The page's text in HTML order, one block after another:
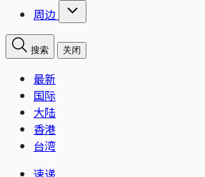
周边
搜索 关闭
最新
国际
大陆
香港
台湾
速递